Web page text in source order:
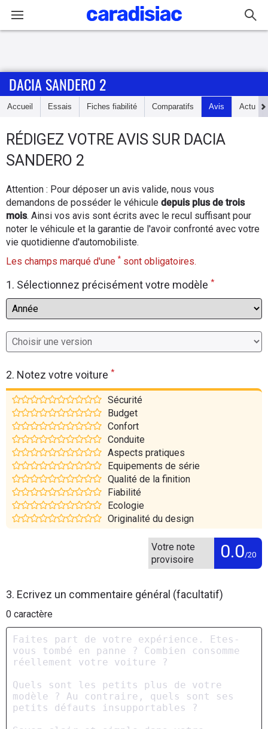
Accueil
Essais
d'achat
Electriques
Flottes
Auto
Moto
Marques
DACIA SANDERO 2
Accueil Essais Fiches fiabilité Comparatifs Avis Actu
RÉDIGEZ VOTRE AVIS SUR DACIA
SANDERO 2
Attention : Pour déposer un avis valide, nous vous
demandons de posséder le véhicule depuis plus de trois
mois. Ainsi vos avis sont écrits avec le recul suffisant pour
noter le véhicule et la garantie de l'avoir confronté avec votre
vie quotidienne d'automobiliste.
Les champs marqué d'une * sont obligatoires.
1. Sélectionnez précisément votre modèle *
2. Notez votre voiture *
Sécurité
Budget
Confort
Conduite
Aspects pratiques
Equipements de série
Qualité de la finition
Fiabilité
Ecologie
Originalité du design
Votre note
provisoire
0.0/20
3. Ecrivez un commentaire général (facultatif)
0 caractère